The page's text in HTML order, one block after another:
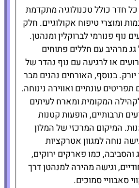
כל חדר כולל טכנולוגיה מתקדמת
ומוצרי טיפוח אקולוגיים. חלק
נוף פנורמי לברוקלין ומנהטן.
גג מרהיב עם חללים פתוחים
או לרגיעה עם נוף נהדר של
יורק. בנוסף, האורחים נהנים מבר
עונתיים ואווירה נינוחה.
המקומית ומארח לעיתים
תרבותיים, הופעות קטנות
המיקום המרכזי של המלון
נוחה למגוון אטרקציות
והסביבה, כמו פארקים ירוקים,
וגישה מהירה למנהטן דרך
סאבוויי סמוכים.